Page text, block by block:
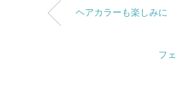
ヘアカラーも楽しみに
フ